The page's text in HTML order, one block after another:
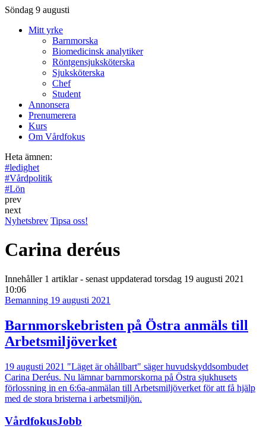
Söndag 9 augusti
Mitt yrke
Barnmorska
Biomedicinsk analytiker
Röntgensjuksköterska
Sjuksköterska
Chef
Student
Annonsera
Prenumerera
Kurs
Om Vårdfokus
Heta ämnen:
#ledighet
#Vårdpolitik
#Lön
prev
next
Nyhetsbrev Tipsa oss!
Carina deréus
Innehåller 1 artiklar- senast uppdaterad torsdag 19 augusti 2021
10:06
Bemanning 19 augusti 2021
Barnmorskebristen på Östra anmäls till
Arbetsmiljöverket
19 augusti 2021 "Läget är ohållbart" säger huvudskyddsombudet
Carina Deréus. Nu lämnar barnmorskorna på Östra sjukhusets
förlossning in en 6:6a-anmälan till Arbetsmiljöverket för att få hjälp
med de stora bristerna i arbetsmiljön.
VårdfokusJobb